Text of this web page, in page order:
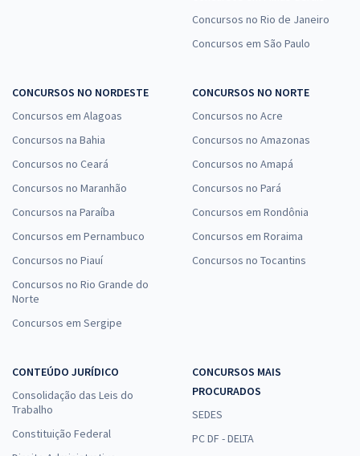
Concursos no Rio de Janeiro
Concursos em São Paulo
CONCURSOS NO NORDESTE
Concursos em Alagoas
Concursos na Bahia
Concursos no Ceará
Concursos no Maranhão
Concursos na Paraíba
Concursos em Pernambuco
Concursos no Piauí
Concursos no Rio Grande do
Norte
Concursos em Sergipe
CONCURSOS NO NORTE
Concursos no Acre
Concursos no Amazonas
Concursos no Amapá
Concursos no Pará
Concursos em Rondônia
Concursos em Roraima
Concursos no Tocantins
CONTEÚDO JURÍDICO
Consolidação das Leis do
Trabalho
Constituição Federal
CONCURSOS MAIS
PROCURADOS
SEDES
PC DF - DELTA